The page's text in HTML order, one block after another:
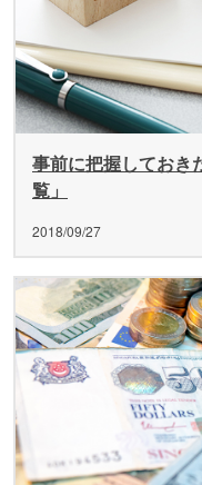
事前に把握しておき
覧」
2018/09/27